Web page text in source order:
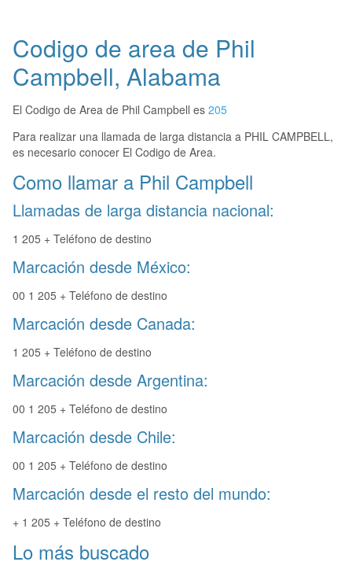
Codigo de area de Phil
Campbell, Alabama
El Codigo de Area de Phil Campbell es 205
Para realizar una llamada de larga distancia a PHIL CAMPBELL,
es necesario conocer El Codigo de Area.
Como llamar a Phil Campbell
Llamadas de larga distancia nacional:
1 205 + Teléfono de destino
Marcación desde México:
00 1 205 + Teléfono de destino
Marcación desde Canada:
1 205 + Teléfono de destino
Marcación desde Argentina:
00 1 205 + Teléfono de destino
Marcación desde Chile:
00 1 205 + Teléfono de destino
Marcación desde el resto del mundo:
+ 1 205 + Teléfono de destino
Lo más buscado